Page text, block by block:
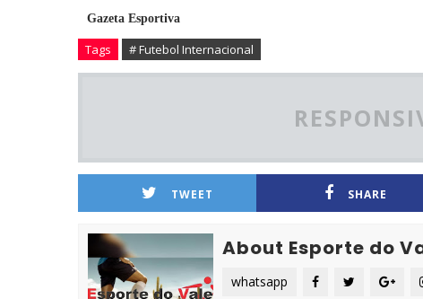
Gazeta Esportiva
Tags # Futebol Internacional
TWEET SHARE
About Esporte do
whatsapp